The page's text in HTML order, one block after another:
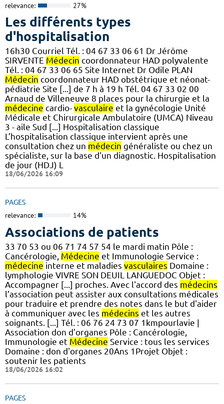
relevance: 27%
Les différents types
d'hospitalisation
16h30 Courriel Tél. : 04 67 33 06 61 Dr Jérôme
SIRVENTE Médecin coordonnateur HAD polyvalente
Tél. : 04 67 33 06 65 Site Internet Dr Odile PLAN
Médecin coordonnateur HAD obstétrique et néonat-
pédiatrie Site [...] de 7 h à 19 h Tél. 04 67 33 02 00
Arnaud de Villeneuve 8 places pour la chirurgie et la
médecine cardio- vasculaire et la gynécologie Unité
Médicale et Chirurgicale Ambulatoire (UMCA) Niveau
3 - aile Sud [...] Hospitalisation classique
L’hospitalisation classique intervient après une
consultation chez un médecin généraliste ou chez un
spécialiste, sur la base d'un diagnostic. Hospitalisation
de jour (HDJ) L
18/06/2026 16:09
PAGES
relevance: 14%
Associations de patients
33 70 53 ou 06 71 74 57 54 le mardi matin Pôle :
Cancérologie, Médecine et Immunologie Service :
médecine interne et maladies vasculaires Domaine :
lymphologie VIVRE SON DEUIL LANGUEDOC Objet :
Accompagner [...] proches. Avec l'accord des médecins
l’association peut assister aux consultations médicales
pour traduire et prendre des notes dans le but d'aider
à communiquer avec les médecins et les autres
soignants. [...] Tél. : 06 76 24 73 07 1kmpourlavie |
Association don d'organes Pôle : Cancérologie,
Immunologie et Médecine Service : tous les services
Domaine : don d'organes 20Ans 1Projet Objet :
soutenir les patients
18/06/2026 16:02
PAGES